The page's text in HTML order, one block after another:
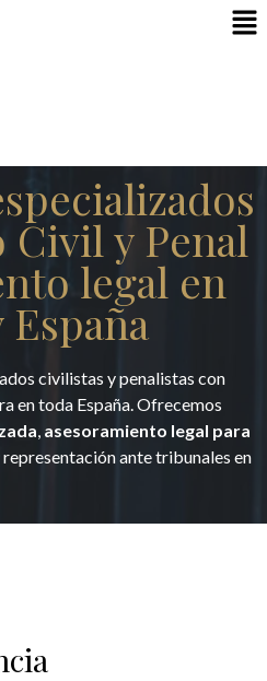
Civil y Penal
legal en
civilistas y penalistas con
en toda España. Ofrecemos
, asesoramiento legal para
representación ante tribunales en